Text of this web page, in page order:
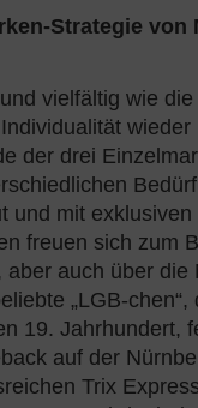
Strategie von
vielfältig wie
der drei
und mit
freuen sich zum
aber auch über
„LGB-chen“,
19. Jahrhundert,
auf der
Trix